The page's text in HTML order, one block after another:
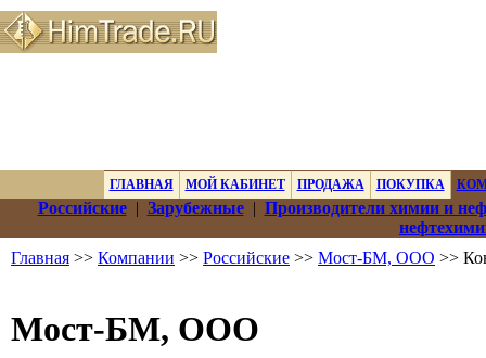
ГЛАВНАЯ МОЙ КАБИНЕТ ПРОДАЖА ПОКУПКА
Российские| Зарубежные| Производители химии и
Главная >> Компании >> Российские >> Мост-БМ, ООО >>
Мост-БМ, ООО